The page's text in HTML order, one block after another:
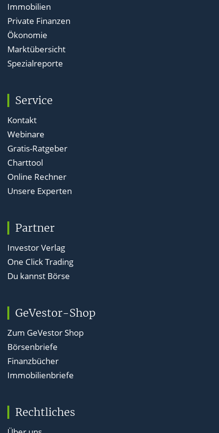
Immobilien
Private Finanzen
Ökonomie
Marktübersicht
Spezialreporte
Service
Kontakt
Webinare
Gratis-Ratgeber
Charttool
Online Rechner
Unsere Experten
Partner
Investor Verlag
One Click Trading
Du kannst Börse
GeVestor-Shop
Zum GeVestor Shop
Börsenbriefe
Finanzbücher
Immobilienbriefe
Rechtliches